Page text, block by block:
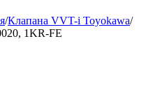
/Клапана VVT-i Toyokawa/
1KR-FE